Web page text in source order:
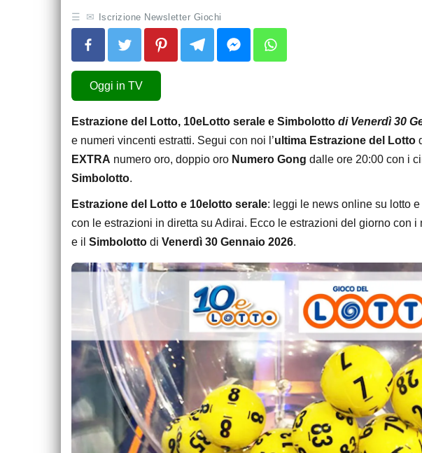
Iscrizione Newsletter Giochi
Oggi in TV
Estrazione del Lotto, 10eLotto serale e Simbolotto di Venerdì 30
e numeri vincenti estratti. Segui con noi l’ultima Estrazione del Lotto
EXTRA numero oro, doppio oro Numero Gong dalle ore 20:00 con i
Simbolotto.
Estrazione del Lotto e 10elotto serale: leggi le news online su lotto
con le estrazioni in diretta su Adirai. Ecco le estrazioni del giorno con i
e il Simbolotto di Venerdì 30 Gennaio 2026.